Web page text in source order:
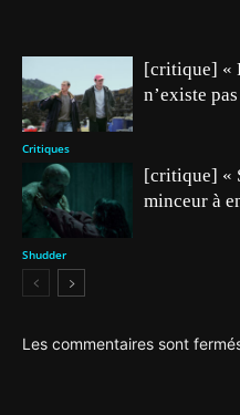
Critiques
[critique] «
n’existe pas
Shudder
[critique] «
minceur à
Les commentaires sont